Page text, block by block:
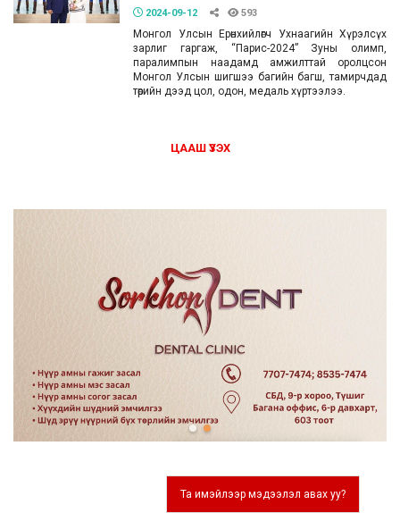
2024-09-12 593
Монгол Улсын Ерөнхийлөгч Ухнаагийн Хүрэлсүх
зарлиг гаргаж, “Парис-2024” Зуны олимп,
паралимпын наадамд амжилттай оролцсон
Монгол Улсын шигшээ багийн багш, тамирчдад
төрийн дээд цол, одон, медаль хүртээлээ.
ЦААШ ҮЗЭХ
Та имэйлээр мэдээлэл авах уу?